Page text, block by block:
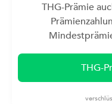
THG-Prämie
THG-